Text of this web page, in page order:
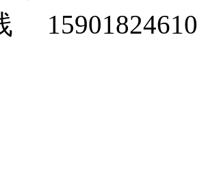
15901824610